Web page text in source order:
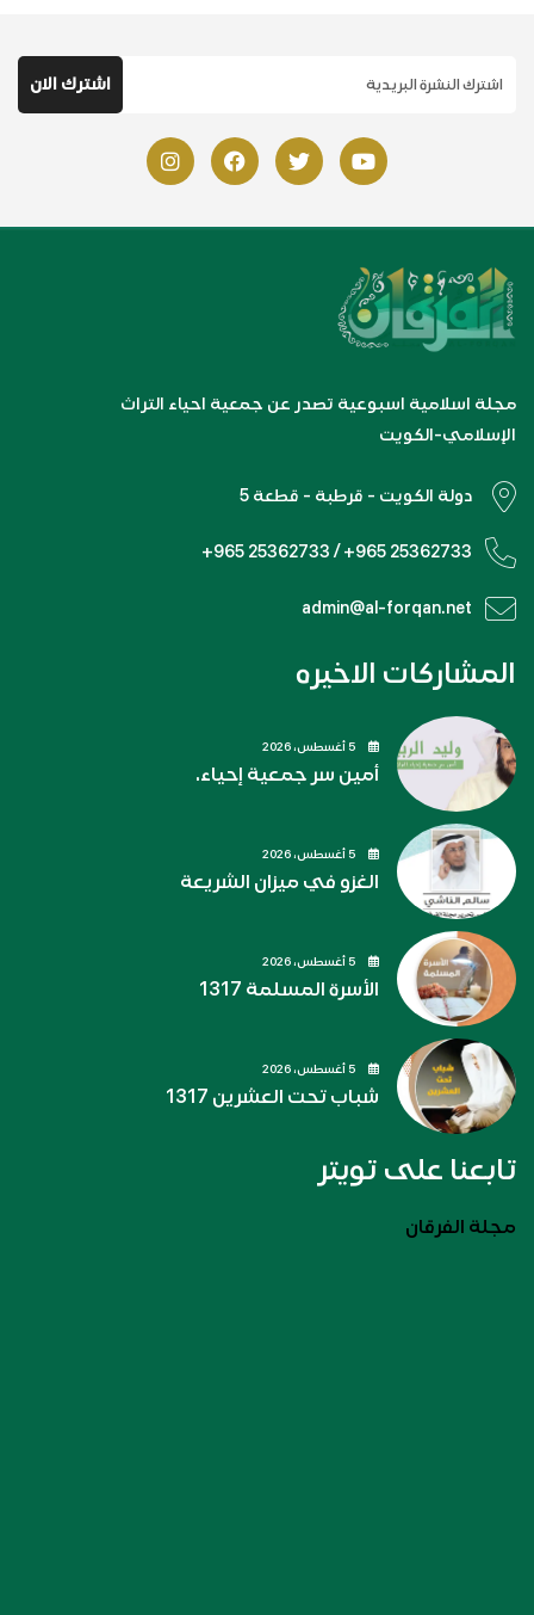
مجلة اسلامية اسبوعية تصدر عن جمعية احياء التراث
الإسلامي-الكويت
دولة الكويت - قرطبة - قطعة 5
+965 25362733 / +965 25362733
admin@al-forqan.net
المشاركات الاخيره
أمين سر جمعية إحياء.
الغزو في ميزان الشريعة
الأسرة المسلمة 1317
شباب تحت العشرين 1317
تابعنا على تويتر
مجلة الفرقان